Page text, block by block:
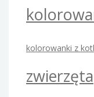
kolorowanki z
zwierzęta